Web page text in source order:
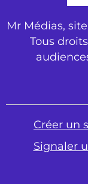
Mr Médias,
Tous
Créer un
Signaler